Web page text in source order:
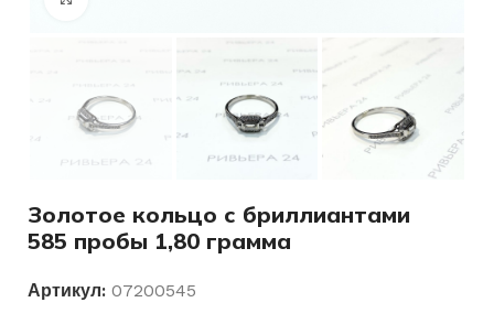
Золотое кольцо с бриллиантами
585 пробы 1,80 грамма
Артикул: 07200545